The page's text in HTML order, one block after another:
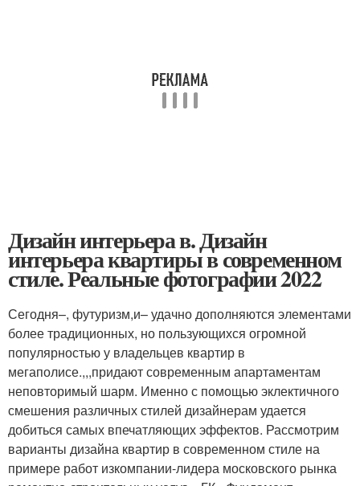
Дизайн интерьера в. Дизайн
интерьера квартиры в современном
стиле. Реальные фотографии 2022
Сегодня–, футуризм,и– удачно дополняются элементами
более традиционных, но пользующихся огромной
популярностью у владельцев квартир в
мегаполисе.,,,придают современным апартаментам
неповторимый шарм. Именно с помощью эклектичного
смешения различных стилей дизайнерам удается
добиться самых впечатляющих эффектов. Рассмотрим
варианты дизайна квартир в современном стиле на
примере работ изкомпании-лидера московского рынка